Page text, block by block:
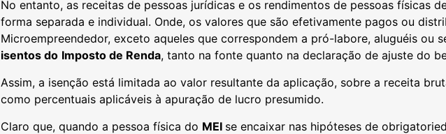
No entanto, as receitas de pessoas jurídicas e os rendimentos de pessoas físicas
forma separada e individual. Onde, os valores que são efetivamente pagos ou
Microempreendedor, exceto aqueles que correspondem a pró-labore, aluguéis ou
isentos do Imposto de Renda, tanto na fonte quanto na declaração de ajuste do
Assim, a isenção está limitada ao valor resultante da aplicação, sobre a receita
como percentuais aplicáveis à apuração de lucro presumido.
Claro que, quando a pessoa física do MEI se encaixar nas hipóteses de